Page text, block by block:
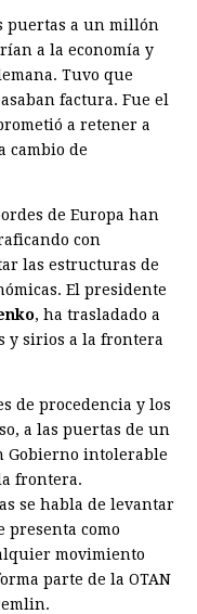
puertas a un millón
a la economía y
Tuvo que
factura. Fue el
a retener a
cambio de
de Europa han
con
las estructuras de
El presidente
, ha trasladado a
y sirios a la frontera
de procedencia y los
a las puertas de un
Gobierno intolerable
frontera.
se habla de levantar
presenta como
movimiento
parte de la OTAN